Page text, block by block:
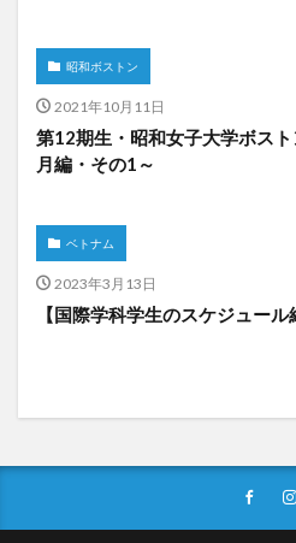
昭和ボストン
2021年10月11日
第12期生・昭和女子大学ボス
月編・その1～
ベトナム
2023年3月13日
【国際学科学生のスケジュー